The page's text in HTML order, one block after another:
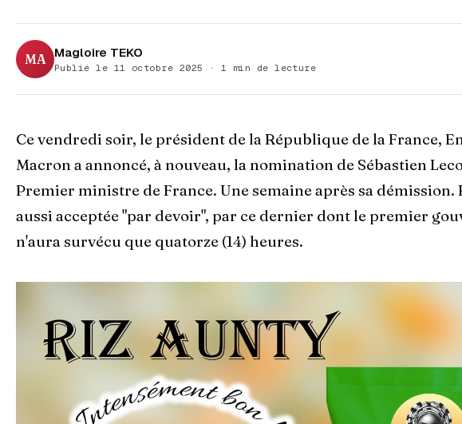
MA Magloire TEKO
Publié le 11 octobre 2025 · 1 min de lecture
Ce vendredi soir, le président de la République de la France,
Macron a annoncé, à nouveau, la nomination de Sébastien
Premier ministre de France. Une semaine après sa démission.
aussi acceptée "par devoir", par ce dernier dont le premier
n'aura survécu que quatorze (14) heures.